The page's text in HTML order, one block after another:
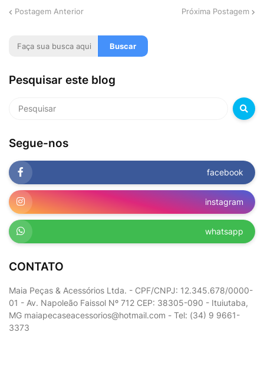
Postagem Anterior Próxima Postagem
Pesquisar este blog
Segue-nos
facebook
instagram
whatsapp
CONTATO
Maia Peças & Acessórios Ltda. - CPF/CNPJ: 12.345.678/0000-
01 - Av. Napoleão Faissol Nº 712 CEP: 38305-090 - Ituiutaba,
MG maiapecaseacessorios@hotmail.com - Tel: (34) 9 9661-
3373